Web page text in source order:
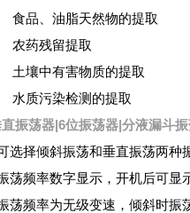
食品、油脂天然物的提取
农药残留提取
土壤中有害物质的提取
水质污染检测的提取
振荡器|6位振荡器|分液漏斗
选择倾斜振荡和垂直振荡两种
荡频率数字显示，开机后可显
荡频率为无级变速，倾斜时振